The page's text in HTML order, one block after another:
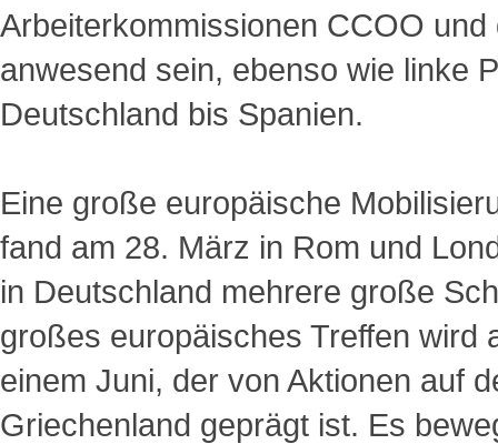
Arbeiterkommissionen CCOO
anwesend sein, ebenso wie linke
Deutschland bis Spanien.
Eine große europäische
fand am 28. März in Rom und
in Deutschland mehrere große
großes europäisches Treffen wird
einem Juni, der von Aktionen auf
Griechenland geprägt ist. Es